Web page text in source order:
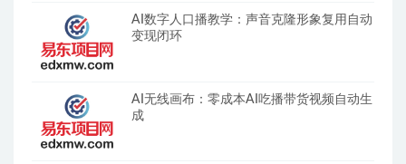
AI数字人口播教学：声音克隆形象复用自动
变现闭环
AI无线画布：零成本AI吃播带货视频自动生
成